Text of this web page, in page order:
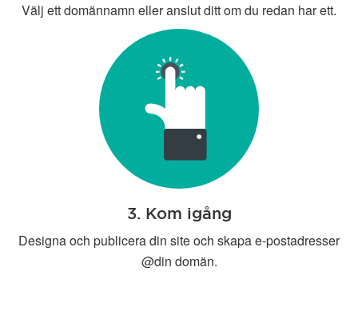
Välj ett domännamn eller anslut ditt om du redan har ett.
3. Kom igång
Designa och publicera din site och skapa e-postadresser
@din domän.